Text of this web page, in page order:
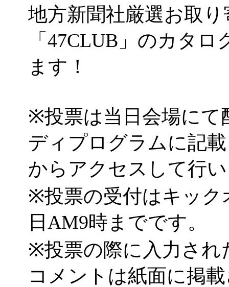
地方新聞社厳選お取
「47CLUB」のカタ
ます！
※投票は当日会場にて
ディプログラムに記
からアクセスして行
※投票の受付はキック
日AM9時までです。
※投票の際に入力され
コメントは紙面に掲